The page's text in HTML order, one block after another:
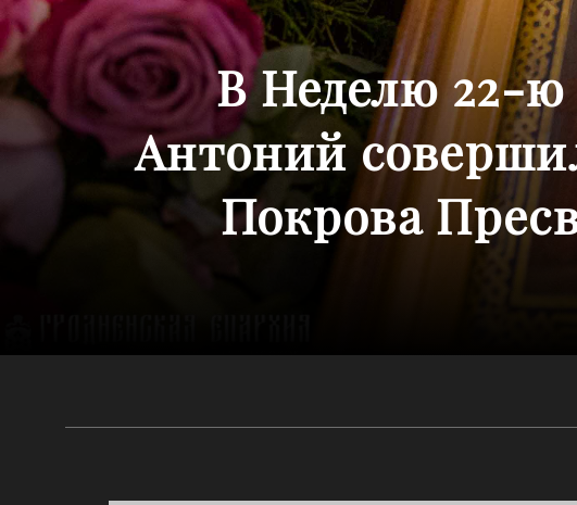
В Неделю 22-ю
Антоний
Покрова